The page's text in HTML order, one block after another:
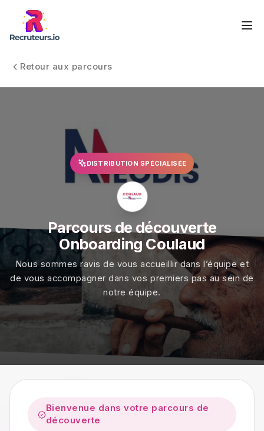
Retour aux parcours
DISTRIBUTION SPÉCIALISÉE
Parcours de découverte
Onboarding Coulaud
Nous sommes ravis de vous accueillir dans l’équipe et
de vous accompagner dans vos premiers pas au sein de
notre équipe.
Bienvenue dans votre parcours de
découverte